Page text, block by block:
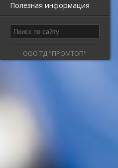
Полезная информация
ООО ТД "ПРОМТОП"